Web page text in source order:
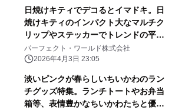
日焼けキティでデコるとイマドキ。日
焼けキティのインパクト大なマルチク
リップやステッカーでトレンドの平成
レトロ感ばっちりです。
パーフェクト・ワールド株式会社
2026年4月3日 23:05
淡いピンクが春らしいちいかわのラン
チグッズ特集。ランチトートやお弁当
箱等、表情豊かなちいかわたちと優し